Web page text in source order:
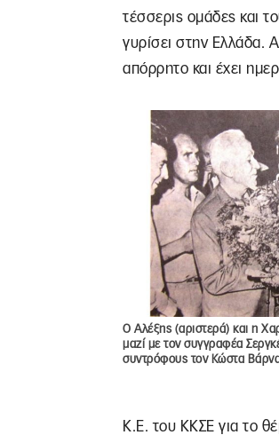
τέσσερις ομάδες και
γυρίσει στην Ελλάδα.
απόρρητο και έχει
Ο Αλέξης (αριστερά) και η
μαζί με τον συγγραφέα
συντρόφους τον Κώστα
Κ.Ε. του ΚΚΣΕ για το